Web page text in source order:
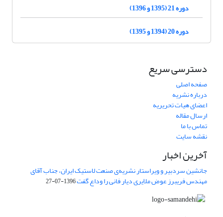
دوره 21 (1395 و 1396)
دوره 20 (1394 و 1395)
دسترسی سریع
صفحه اصلی
درباره نشریه
اعضای هیات تحریریه
ارسال مقاله
تماس با ما
نقشه سایت
آخرین اخبار
جانشین سردبیر و ویراستار نشریه‌ی صنعت لاستیک ایران، جناب آقای
مهندس فریبرز عوض ملایری دیار فانی را وداع گفت1396-07-27